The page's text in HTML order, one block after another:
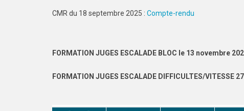
CMR du 18 septembre 2025 : Compte-rendu
FORMATION JUGES ESCALADE BLOC le 13 novembre
FORMATION JUGES ESCALADE DIFFICULTES/VITESSE